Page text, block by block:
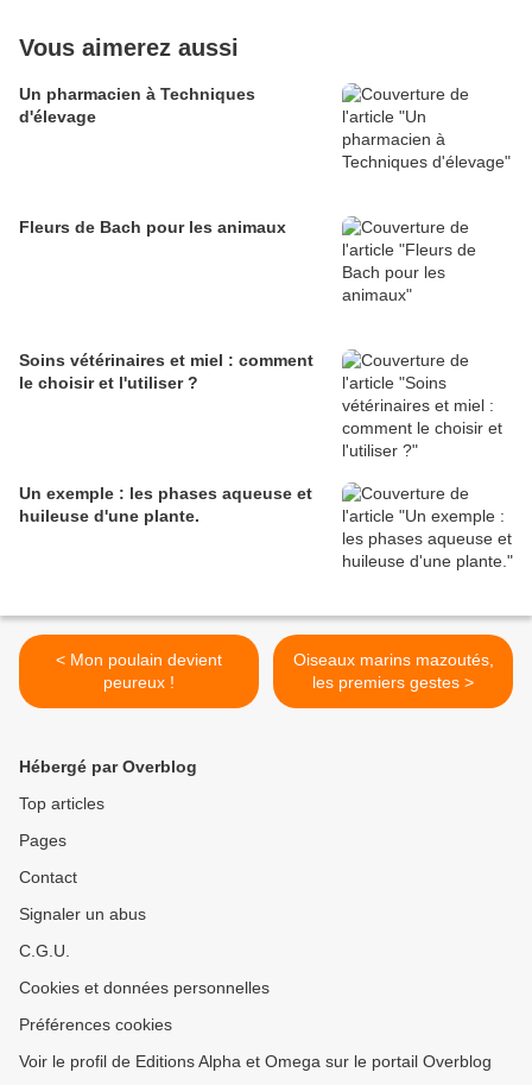
Vous aimerez aussi
Un pharmacien à Techniques
d'élevage
Fleurs de Bach pour les animaux
Soins vétérinaires et miel : comment
le choisir et l'utiliser ?
Un exemple : les phases aqueuse et
huileuse d'une plante.
< Mon poulain devient
peureux !
Oiseaux marins mazoutés,
les premiers gestes >
Hébergé par Overblog
Top articles
Pages
Contact
Signaler un abus
C.G.U.
Cookies et données personnelles
Préférences cookies
Voir le profil de Editions Alpha et Omega sur le portail Overblog